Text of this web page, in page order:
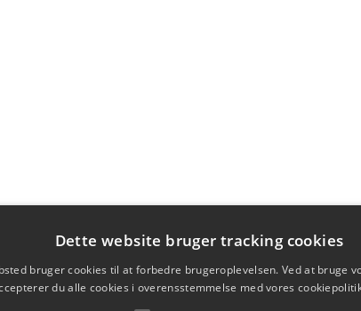
Dette website bruger tracking cookies
bruger cookies til at forbedre brugeroplevelsen. Ved at bruge
du alle cookies i overensstemmelse med vores